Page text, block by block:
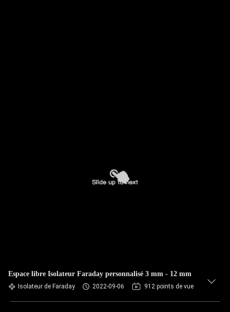
Espace libre Isolateur Faraday personnalisé 3 mm - 12 mm
Isolateur de Faraday 2022-09-06 912 points de vue